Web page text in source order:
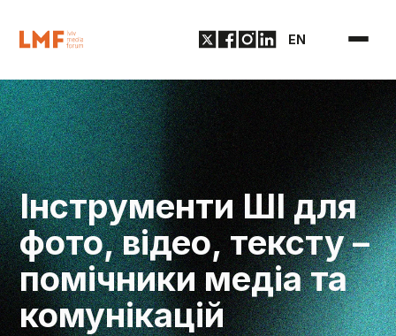
EN
Інструменти ШІ для
фото, відео, тексту –
помічники медіа та
комунікацій